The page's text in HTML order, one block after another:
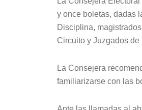
y once boletas, dadas
Disciplina,
Circuito y Juzgados
La Consejera
familiarizarse con las